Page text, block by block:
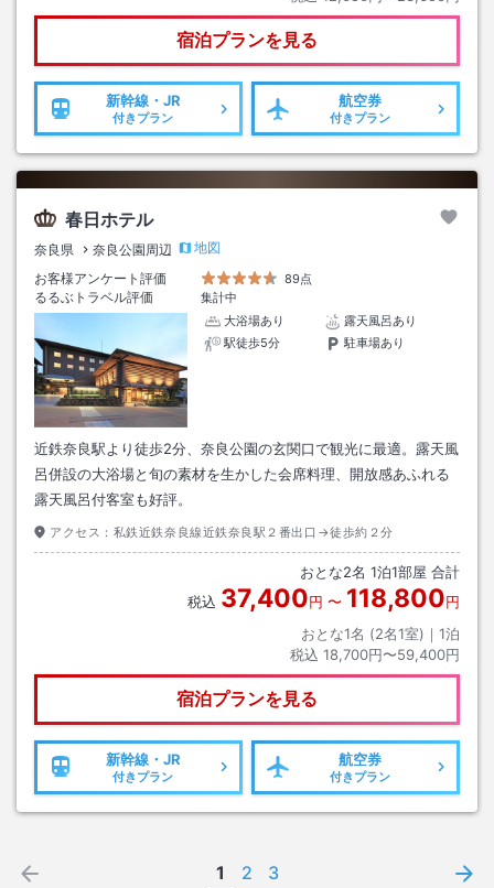
宿泊プランを見る
新幹線・JR
付きプラン
航空券
付きプラン
春日ホテル
奈良県 奈良公園周辺
地図
お客様アンケート評価
89点
るるぶトラベル評価
集計中
大浴場あり
露天風呂あり
駅徒歩5分
駐車場あり
近鉄奈良駅より徒歩2分、奈良公園の玄関口で観光に最適。露天風
呂併設の大浴場と旬の素材を生かした会席料理、開放感あふれる
露天風呂付客室も好評。
アクセス： 私鉄近鉄奈良線近鉄奈良駅２番出口→徒歩約２分
おとな2名 1泊1部屋 合計
税込 37,400円 〜 118,800円
おとな1名 (2名1室)｜ 1泊
税込 18,700円〜59,400円
宿泊プランを見る
新幹線・JR
付きプラン
航空券
付きプラン
1 2 3